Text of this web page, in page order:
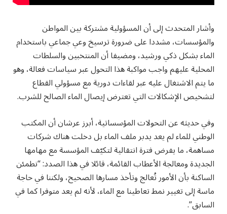
وأشار المتحدث إلى أن المسؤولية مشتركة بين المواطن
والمؤسسات، مشددا على ضرورة ترسيخ وعي جماعي باستخدام
الماء بشكل ذكي ورشيد، ومضيفا أن المنتخبين والسلطات
المحلية عليهم واجب مواكبة هذا التحول عبر سياسات فعالة، وهو
ما يتم الاشتغال عليه عبر لقاءات دورية مع مسؤولي القطاع
لتشخيص الإشكالات التي تعترض إيصال الماء الصالح للشرب.
وفي حديثه عن التحولات المؤسساتية، أبرز عرشان أن المكتب
الوطني للماء لم يعد يدبر ملف الماء بل دخلت هناك شركات
مساهمة، ما يفرض فترة انتقالية لتكيّف المؤسسة مع مهامها
الجديدة ومعالجة الأعطاب القائمة، قائلا في هذا الصدد: “نطمئن
الساكنة بأن الأمور تُعالج وتأخذ مسارها الصحيح، ولكننا في حاجة
ماسة إلى تغيير نمط تعاطينا مع الماء، لأنه لم يعد متوفرا كما في
السابق”.